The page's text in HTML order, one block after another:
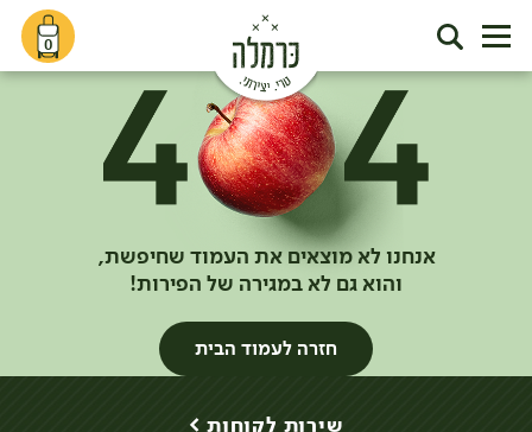
0
אנחנו לא מוצאים את העמוד שחיפשת,
והוא גם לא במגירה של הפירות!
חזרה לעמוד הבית
שירות לקוחות >